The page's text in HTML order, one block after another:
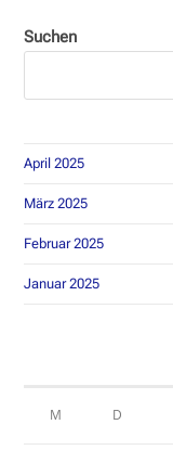
Suchen
April 2025
März 2025
Februar 2025
Januar 2025
M D